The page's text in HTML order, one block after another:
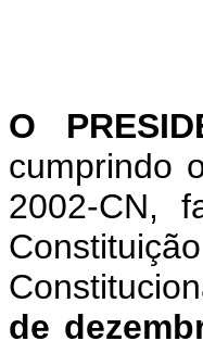
O
cumprindo
2002-CN,
de